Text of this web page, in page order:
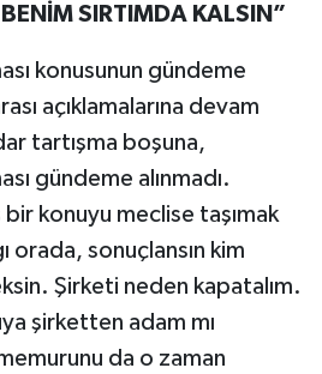
SIRTIMDA KALSIN”
konusunun gündeme
açıklamalarına devam
tartışma boşuna,
gündeme alınmadı.
konuyu meclise taşımak
orada, sonuçlansın kim
Şirketi neden kapatalım.
şirketten adam mı
da o zaman